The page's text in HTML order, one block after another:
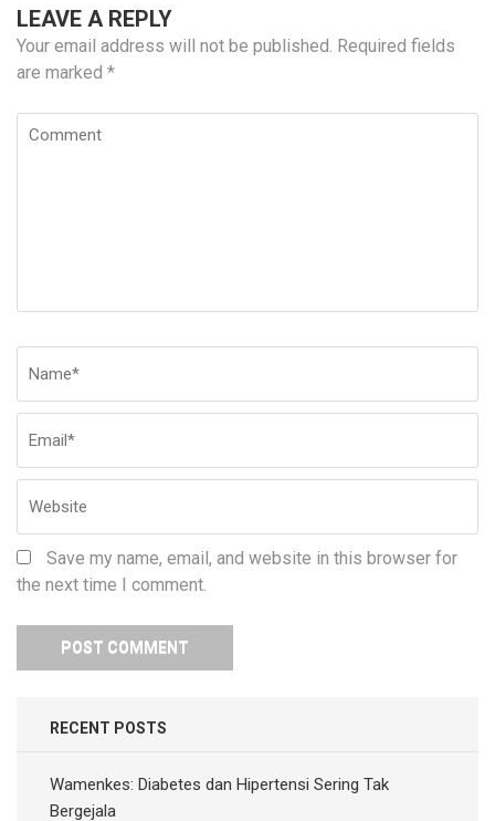
LEAVE A REPLY
Your email address will not be published. Required fields
are marked *
Comment
Save my name, email, and website in this browser for
the next time I comment.
RECENT POSTS
Wamenkes: Diabetes dan Hipertensi Sering Tak
Bergejala